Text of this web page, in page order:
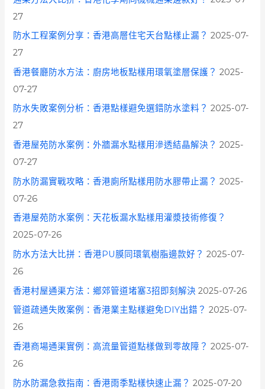
27
防水工程案例分享：香港高層住宅天台點樣止漏？ 2025-07-
27
香港餐廳防水方法：廚房地板點樣用環氧塗層保護？ 2025-
07-27
防水失敗案例分析：香港點樣避免選錯防水塗料？ 2025-07-
27
香港屋苑防水案例：外牆漏水點樣用滲透結晶解決？ 2025-
07-27
防水防漏實戰攻略：香港廁所點樣用防水膠帶止漏？ 2025-
07-26
香港屋苑防水案例：天花板漏水點樣用灌漿技術修復？
2025-07-26
防水方法大比拼：香港PU膜同環氧樹脂邊款好？ 2025-07-
26
香港村屋通渠方法：鄉郊管道堵塞3招即刻解決 2025-07-26
管道疏通失敗案例：香港業主點樣避免DIY出錯？ 2025-07-
26
香港商場通渠實例：高流量管道點樣做到零故障？ 2025-07-
26
防水防漏急救指南：香港雨季點樣快速止漏？ 2025-07-20